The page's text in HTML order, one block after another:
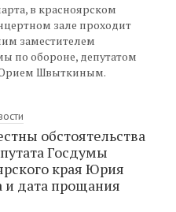
в красноярском
зале проходит
заместителем
по обороне, депутатом
Швыткиным.
обстоятельства
Госдумы
края Юрия
дата прощания